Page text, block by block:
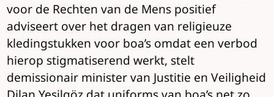
voor de Rechten van de Mens positief
adviseert over het dragen van religieuze
kledingstukken voor boa’s omdat een verbod
hierop stigmatiserend werkt, stelt
demissionair minister van Justitie en Veiligheid